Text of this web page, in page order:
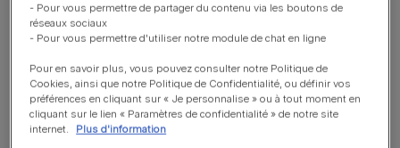
Suppléments
alimentaire articulation pour chien
- Pour vous permettre de partager du contenu via les boutons de
réseaux sociaux
- Pour vous permettre d'utiliser notre module de chat en ligne
Pour en savoir plus, vous pouvez consulter notre Politique de
Cookies, ainsi que notre Politique de Confidentialité, ou définir vos
préférences en cliquant sur « Je personnalise » ou à tout moment en
cliquant sur le lien « Paramètres de confidentialité » de notre site
internet.
Plus d'information